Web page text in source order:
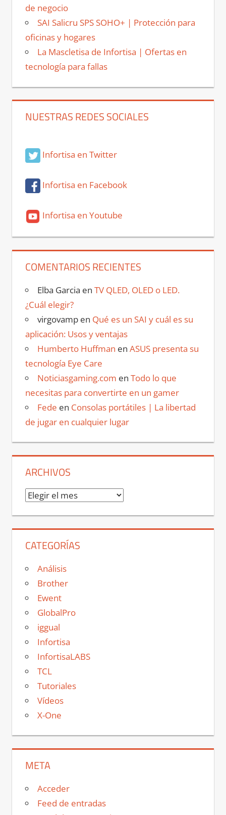
de negocio
SAI Salicru SPS SOHO+ | Protección para
oficinas y hogares
La Mascletisa de Infortisa | Ofertas en
tecnología para fallas
NUESTRAS REDES SOCIALES
Infortisa en Twitter
Infortisa en Facebook
Infortisa en Youtube
COMENTARIOS RECIENTES
Elba Garcia en TV QLED, OLED o LED.
¿Cuál elegir?
virgovampen Qué es un SAI y cuál es su
aplicación: Usos y ventajas
Humberto Huffman en ASUS presenta su
tecnología Eye Care
Noticiasgaming.com en Todo lo que
necesitas para convertirte en un gamer
Fede en Consolas portátiles | La libertad
de jugar en cualquier lugar
ARCHIVOS
Archivos
CATEGORÍAS
Análisis
Brother
Ewent
GlobalPro
iggual
Infortisa
InfortisaLABS
TCL
Tutoriales
Vídeos
X-One
META
Acceder
Feed de entradas